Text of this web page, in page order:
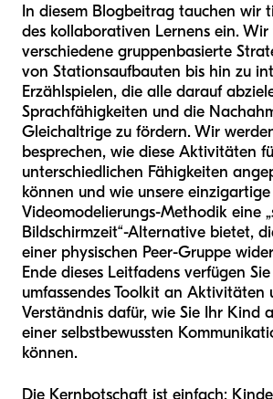
In diesem Blogbeitrag tauchen wir
des kollaborativen Lernens ein. Wir
verschiedene gruppenbasierte
von Stationsaufbauten bis hin zu
Erzählspielen, die alle darauf
Sprachfähigkeiten und die
Gleichaltrige zu fördern. Wir
besprechen, wie diese Aktivitäten
unterschiedlichen Fähigkeiten
können und wie unsere einzigartige
Videomodelierungs-Methodik eine
Bildschirmzeit“-Alternative bietet,
einer physischen Peer-Gruppe
Ende dieses Leitfadens verfügen
umfassendes Toolkit an Aktivitäten
Verständnis dafür, wie Sie Ihr Kind
einer selbstbewussten
können.
Die Kernbotschaft ist einfach: